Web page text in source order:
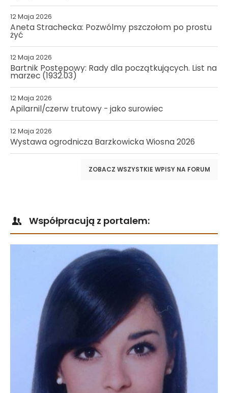
12 Maja 2026
Aneta Strachecka: Pozwólmy pszczołom po prostu
żyć
12 Maja 2026
Bartnik Postępowy: Rady dla początkujących. List na
marzec (1932.03)
12 Maja 2026
Apilarnil/czerw trutowy - jako surowiec
12 Maja 2026
Wystawa ogrodnicza Barzkowicka Wiosna 2026
ZOBACZ WSZYSTKIE WPISY NA FORUM
Współpracują z portalem: